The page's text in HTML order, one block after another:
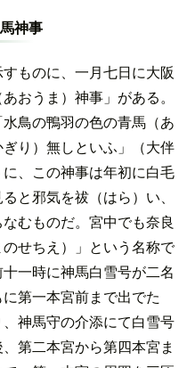
神事
ものに、一月七日に大阪
おうま）神事」がある。
鳥の鴨羽の色の青馬（あ
り）無しといふ」（大伴
、この神事は年初に白毛
と邪気を祓（はら）い、
むものだ。宮中でも奈良
せちえ）」という名称で
一時に神馬白雪号が二名
第一本宮前まで出でた
神馬守の介添にて白雪号
第二本宮から第四本宮ま